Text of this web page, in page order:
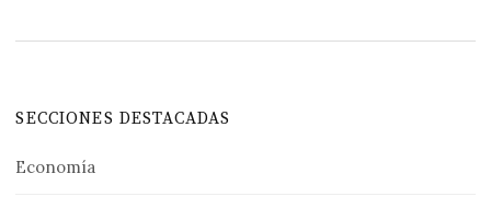
SECCIONES DESTACADAS
Economía